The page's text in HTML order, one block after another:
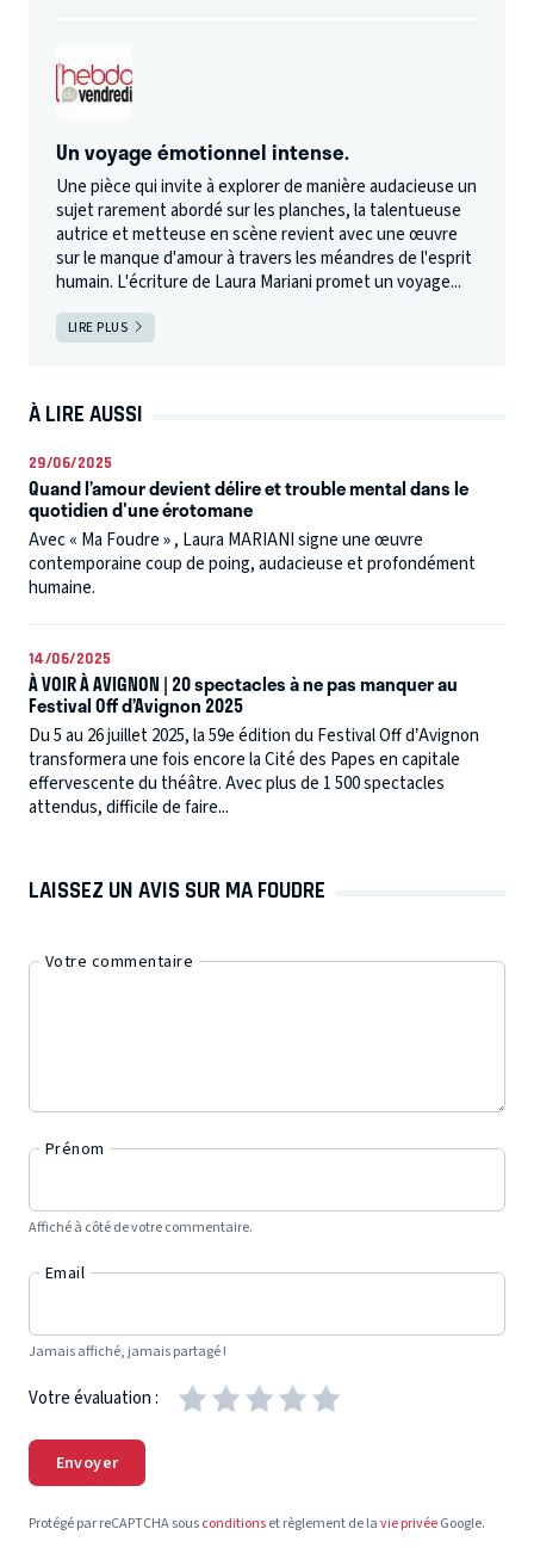
Un voyage émotionnel intense.
Une pièce qui invite à explorer de manière audacieuse un
sujet rarement abordé sur les planches, la talentueuse
autrice et metteuse en scène revient avec une œuvre
sur le manque d'amour à travers les méandres de l'esprit
humain. L'écriture de Laura Mariani promet un voyage...
LIRE PLUS
À LIRE AUSSI
29/06/2025
Quand l’amour devient délire et trouble mental dans le
quotidien d'une érotomane
Avec « Ma Foudre » , Laura MARIANI signe une œuvre
contemporaine coup de poing, audacieuse et profondément
humaine.
14/06/2025
À VOIR À AVIGNON | 20 spectacles à ne pas manquer au
Festival Off d’Avignon 2025
Du 5 au 26 juillet 2025, la 59e édition du Festival Off d’Avignon
transformera une fois encore la Cité des Papes en capitale
effervescente du théâtre. Avec plus de 1 500 spectacles
attendus, difficile de faire...
LAISSEZ UN AVIS SUR MA FOUDRE
Votre commentaire
Prénom
Affiché à côté de votre commentaire.
Email
Jamais affiché, jamais partagé !
Votre évaluation :
Envoyer
Protégé par reCAPTCHA sousconditionset règlement de lavie privéeGoogle.